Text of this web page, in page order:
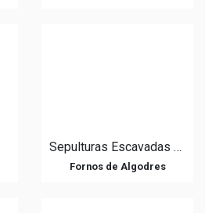
Sepulturas Escavadas na Rocha
Fornos de Algodres